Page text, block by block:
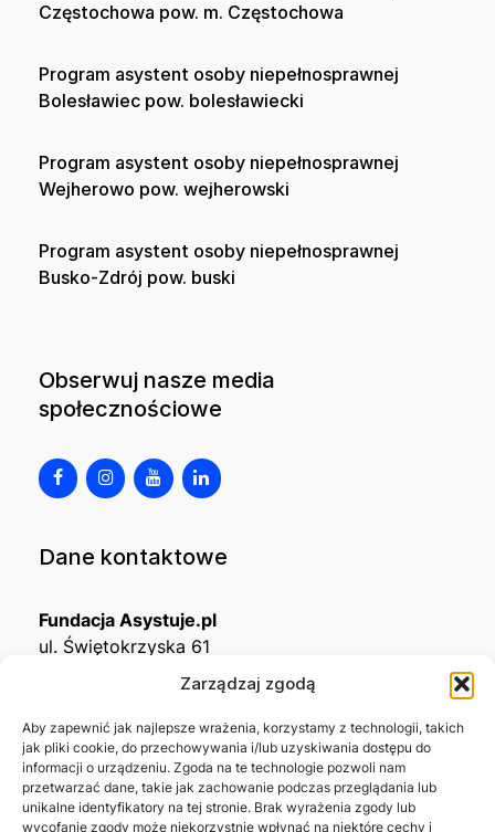
Zarządzaj zgodą
Aby zapewnić jak najlepsze wrażenia, korzystamy z technologii, takich
jak pliki cookie, do przechowywania i/lub uzyskiwania dostępu do
informacji o urządzeniu. Zgoda na te technologie pozwoli nam
przetwarzać dane, takie jak zachowanie podczas przeglądania lub
unikalne identyfikatory na tej stronie. Brak wyrażenia zgody lub
wycofanie zgody może niekorzystnie wpłynąć na niektóre cechy i
Częstochowa pow. m. Częstochowa
Program asystent osoby niepełnosprawnej
Bolesławiec pow. bolesławiecki
Program asystent osoby niepełnosprawnej
Wejherowo pow. wejherowski
Program asystent osoby niepełnosprawnej
Busko-Zdrój pow. buski
Obserwuj nasze media
społecznościowe
Dane kontaktowe
Fundacja Asystuje.pl
ul. Świętokrzyska 61
KRS0001215994
NIP5492488380
REGON543667703